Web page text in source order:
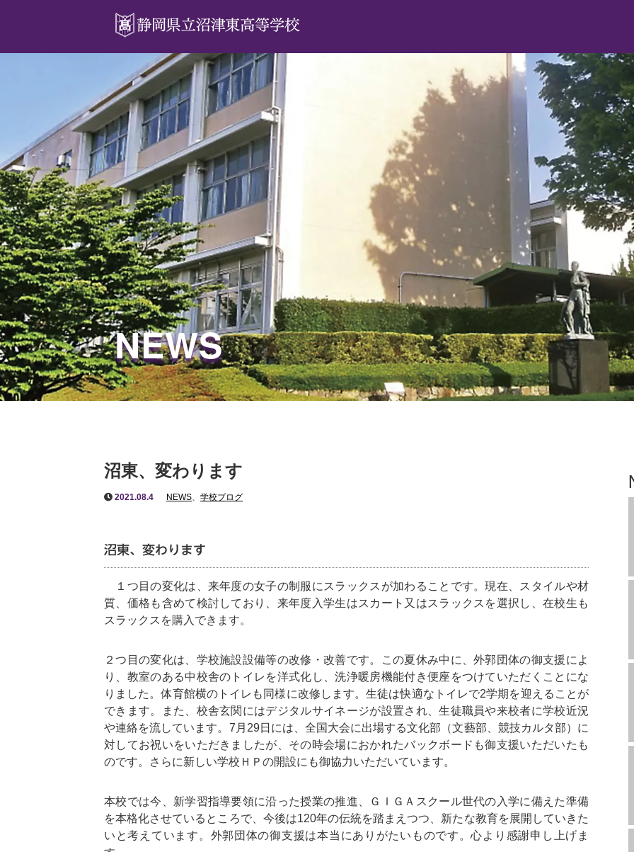
NEWS
沼東、変わります
2021.08.4 NEWS、 学校ブログ
沼東、変わります
１つ目の変化は、来年度の女子の制服にスラックスが加わることです。現在、スタイルや材
質、価格も含めて検討しており、来年度入学生はスカート又はスラックスを選択し、在校生も
スラックスを購入できます。
２つ目の変化は、学校施設設備等の改修・改善です。この夏休み中に、外郭団体の御支援によ
り、教室のある中校舎のトイレを洋式化し、洗浄暖房機能付き便座をつけていただくことにな
りました。体育館横のトイレも同様に改修します。生徒は快適なトイレで2学期を迎えることが
できます。また、校舎玄関にはデジタルサイネージが設置され、生徒職員や来校者に学校近況
や連絡を流しています。7月29日には、全国大会に出場する文化部（文藝部、競技カルタ部）に
対してお祝いをいただきましたが、その時会場におかれたバックボードも御支援いただいたも
のです。さらに新しい学校ＨＰの開設にも御協力いただいています。
本校では今、新学習指導要領に沿った授業の推進、ＧＩＧＡスクール世代の入学に備えた準備
を本格化させているところで、今後は120年の伝統を踏まえつつ、新たな教育を展開していきた
いと考えています。外郭団体の御支援は本当にありがたいものです。心より感謝申し上げま